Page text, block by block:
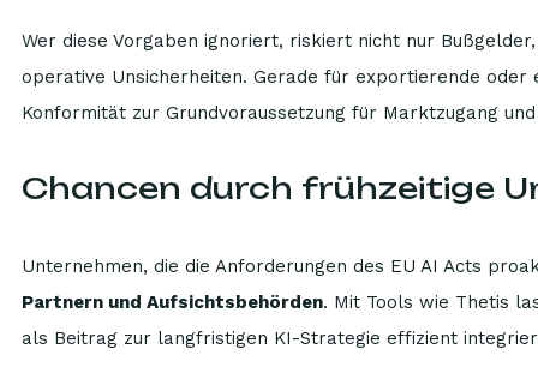
Wer diese Vorgaben ignoriert, riskiert nicht nur
operative Unsicherheiten. Gerade für exportierende
Konformität zur Grundvoraussetzung für Marktzugang
Chancen durch frühzeitige
Unternehmen, die die Anforderungen des EU AI Acts
Partnern und Aufsichtsbehörden. Mit Tools wie Thetis
als Beitrag zur langfristigen KI-Strategie effizient